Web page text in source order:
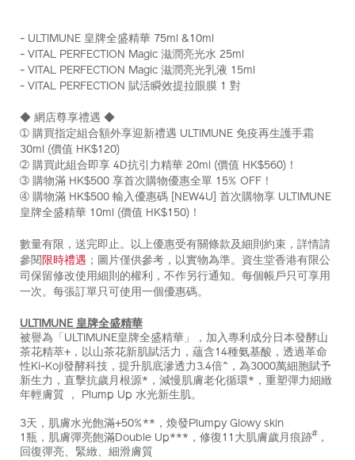
75ml-
%E7%B5%84%E5%90%88-
%28%E7%B8%BD%E5%80%BC-
hk%241%2C600%29-
編
號：
Z12128_hk
- ULTIMUNE 皇牌全盛精華 75ml &10ml
- VITAL PERFECTION Magic 滋潤亮光水 25ml
- VITAL PERFECTION Magic 滋潤亮光乳液 15ml
- VITAL PERFECTION 賦活瞬效提拉眼膜 1 對
◆ 網店尊享禮遇 ◆
➀ 購買指定組合額外享迎新禮遇 ULTIMUNE 免疫再生護手霜
30ml (價值 HK$120)
➁ 購買此組合即享 4D抗引力精華 20ml (價值 HK$560)！
➂ 購物滿 HK$500 享首次購物優惠全單 15% OFF！
➃ 購物滿 HK$500 輸入優惠碼 [NEW4U] 首次購物享 ULTIMUNE
皇牌全盛精華 10ml (價值 HK$150)！
數量有限，送完即止。以上優惠受有關條款及細則約束，詳情請
參閱 限時禮遇 ；圖片僅供參考，以實物為準。資生堂香港有限公
司保留修改使用細則的權利，不作另行通知。每個帳戶只可享用
一次。每張訂單只可使用一個優惠碼。
ULTIMUNE 皇牌全盛精華
被譽為「ULTIMUNE皇牌全盛精華」，加入專利成分日本發酵山
茶花精萃+，以山茶花新肌賦活力，蘊含14種氨基酸，透過革命
性Ki-Koji發酵科技，提升肌底滲透力3.4倍^，為3000萬細胞賦予
新生力，直擊抗歲月根源*，減慢肌膚老化循環*，重塑彈力細緻
年輕膚質 ， Plump Up 水光新生肌。
3天，肌膚水光飽滿+50%**，煥發Plumpy Glowy skin
1瓶，肌膚彈亮飽滿Double Up***，修復11大肌膚歲月痕跡# ，
回復彈亮、緊緻、細滑膚質